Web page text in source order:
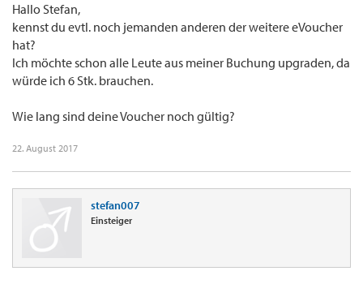
Hallo Stefan,
kennst du evtl. noch jemanden anderen der weitere eVoucher
hat?
Ich möchte schon alle Leute aus meiner Buchung upgraden, da
würde ich 6 Stk. brauchen.
Wie lang sind deine Voucher noch gültig?
22. August 2017
stefan007
Einsteiger